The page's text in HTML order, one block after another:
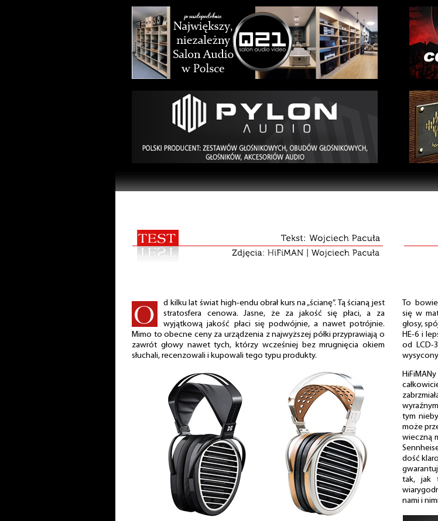
d kilku lat świat high-endu obrał kurs na „ścianę”. Tą ścianą jest
stratosfera cenowa. Jasne, że za jakość się płaci, a za
wyjątkową jakość płaci się podwójnie, a nawet potrójnie.
Mimo to obecne ceny za urządzenia z najwyższej półki przyprawiają o
zawrót głowy nawet tych, którzy wcześniej bez mrugnięcia okiem
słuchali, recenzowali i kupowali tego typu produkty.
To
się w
głosy,
HE-6 i
od LCD-
tym
może
wieczną
dość
tak, jak
nami i